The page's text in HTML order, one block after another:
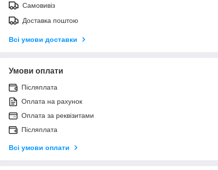
Самовивіз
Доставка поштою
Всі умови доставки
Умови оплати
Післяплата
Оплата на рахунок
Оплата за реквізитами
Післяплата
Всі умови оплати